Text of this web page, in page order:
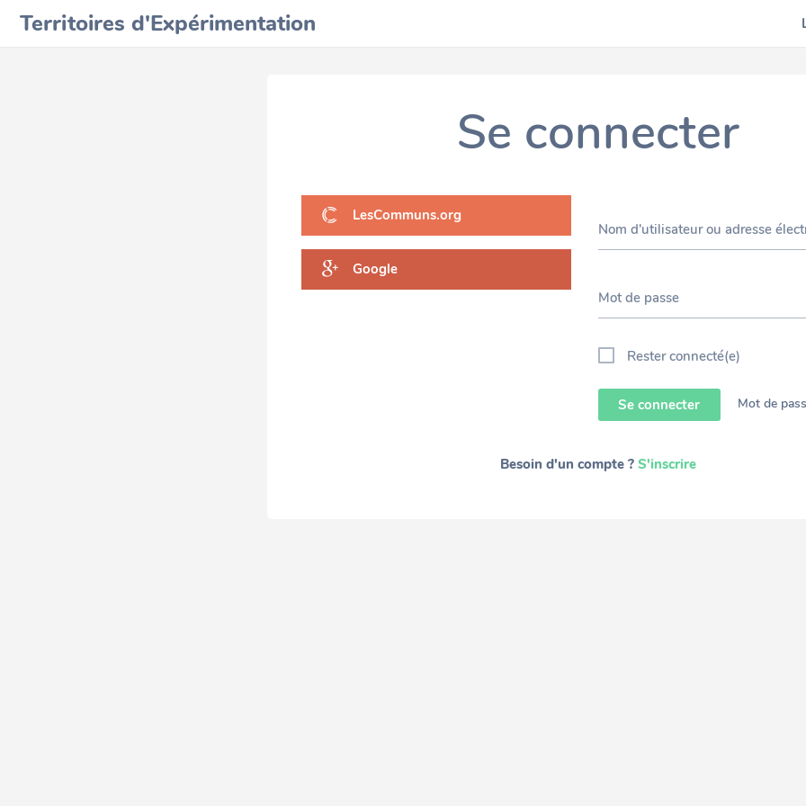
Territoires d'Expérimentation
Se connecter
LesCommuns.org
Google
Nom d'utilisateur ou adresse
Mot de passe
Rester connecté(e)
Se connecter Mot de
Besoin d'un compte ? S'inscrire